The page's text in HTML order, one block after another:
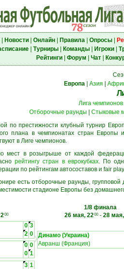
| Новости| Онлайн| Правила| Опросы|
| Турниры| Команды| Игроки|
Рейтинги| Форум Чат|
Европа
Азия
Лига чемпионов
Отборочные раунды
Стыковые
по престижности клубный турнир
плана в чемпионатах стран Европы
в Лиге чемпионов.
мест в розыгрыше от каждой
рейтингу стран в еврокубках. По
по рейтингам автосоставов и fair
есть отборочные раунды,
стадионе Европы без
00
1/8 финала
26 мая, 2200- 28
0 3
2 0
0 0
0 1
Динамо (Украина)
Авранш (Франция)
3 1